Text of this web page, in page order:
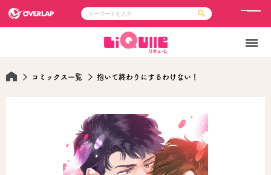
ラブパルフェ
ライトノベル
ロサージュノベルス
オーバーラップホールディングス
お問い合わせはこちら
オーバーラップ文庫
メ
コミックス一覧 抱いて終わりにするわけない！